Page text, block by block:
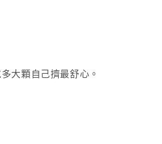
大顆自己擠最舒心。